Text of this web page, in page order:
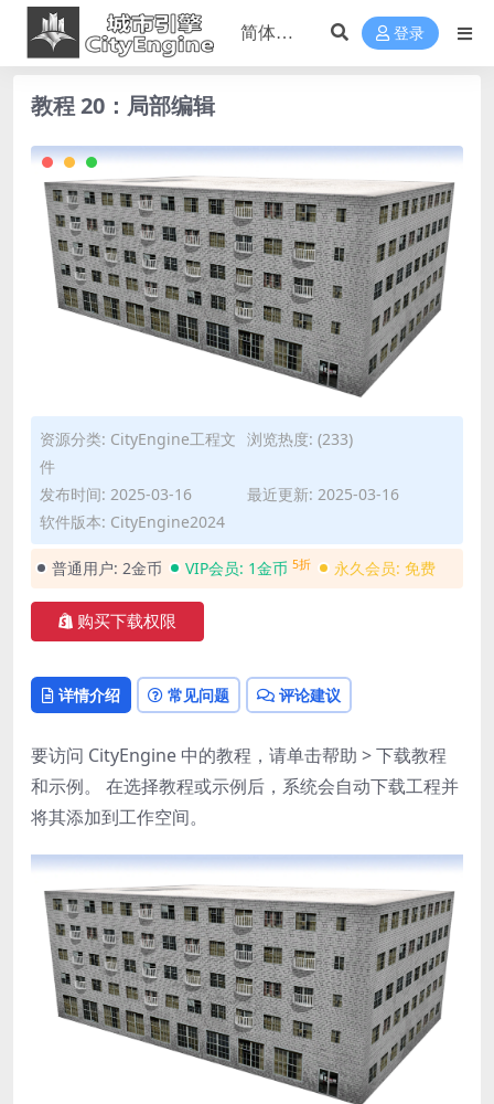
登录
教程 20：局部编辑
资源分类: CityEngine工程文
件
浏览热度: (233)
发布时间: 2025-03-16
最近更新: 2025-03-16
软件版本: CityEngine2024
普通用户: 2金币 VIP会员: 1金币 5折 永久会员: 免费
购买下载权限
详情介绍 常见问题 评论建议
要访问 CityEngine 中的教程，请单击帮助 >下载教程
和示例。 在选择教程或示例后，系统会自动下载工程并
将其添加到工作空间。